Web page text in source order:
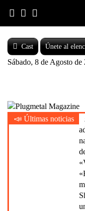
content
Cast Únete al
Sábado, 8 de Agosto
Plugmetal
Heavy Metal is Life
📣 Últimas noticias